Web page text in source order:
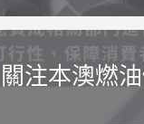
注本澳燃